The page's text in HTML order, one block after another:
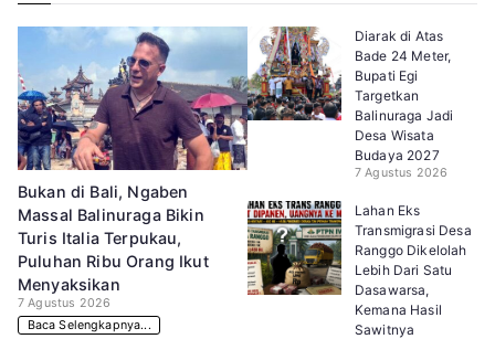
Bukan di Bali, Ngaben
Massal Balinuraga Bikin
Turis Italia Terpukau,
Puluhan Ribu Orang Ikut
Menyaksikan
7 Agustus 2026
Baca Selengkapnya...
Diarak di Atas
Bade 24 Meter,
Bupati Egi
Targetkan
Balinuraga Jadi
Desa Wisata
Budaya 2027
7 Agustus 2026
Lahan Eks
Transmigrasi Desa
Ranggo Dikelolah
Lebih Dari Satu
Dasawarsa,
Kemana Hasil
Sawitnya